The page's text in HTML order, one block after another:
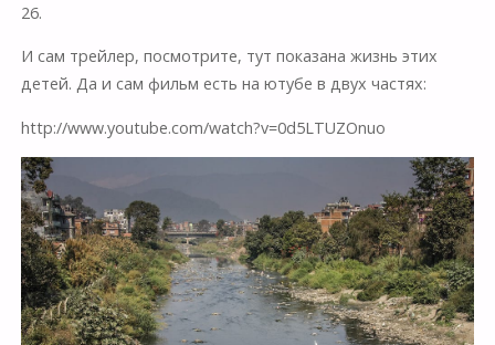
26.
И сам трейлер, посмотрите, тут показана жизнь этих
детей. Да и сам фильм есть на ютубе в двух частях:
http://www.youtube.com/watch?v=0d5LTUZOnuo